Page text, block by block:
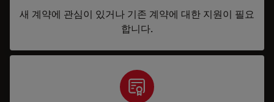
새 계약에 관심이 있거나 기존 계약에 대한 지원이 필요
합니다.